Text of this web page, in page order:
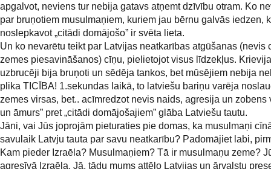
apgalvot, neviens tur nebija gatavs atņemt dzīvību otram. Ko
par bruņotiem musulmaņiem, kuriem jau bērnu galvās iedzen,
noslepkavot „citādi domājošo” ir svēta lieta.
Un ko nevarētu teikt par Latvijas neatkarības atgūšanas (nevis
zemes piesavināšanos) cīņu, pielietojot visus līdzekļus.
uzbrucēji bija bruņoti un sēdēja tankos, bet mūsējiem nebija
plika TICĪBA! 1.sekundas laikā, to latviešu bariņu varēja
zemes virsas, bet.. acīmredzot nevis naids, agresija un zobens
un āmurs” pret „citādi domājošajiem” glāba Latviešu tautu.
Jāni, vai Jūs joprojām pieturaties pie domas, ka musulmaņi
savulaik Latvju tauta par savu neatkarību? Padomājiet labi,
Kam pieder Izraēla? Musulmaņiem? Tā ir musulmaņu zeme?
agresīvā Izraēla, Jā, tādu mums attēlo Latvijas un ārvalstu